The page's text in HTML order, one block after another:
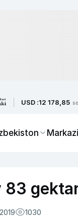
USD :12 178,85
83
1030